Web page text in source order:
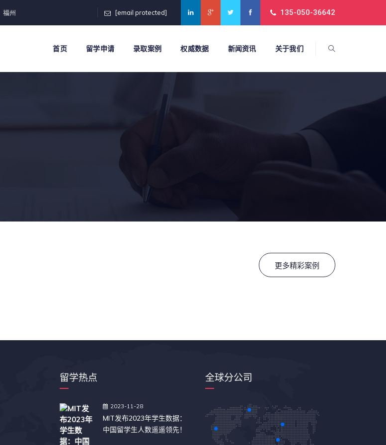
福州 [email protected] 135-050-36642
首页 留学申请 录取案例 权威数据 新闻资讯 关于我们
更多精彩案例
留学热点
2023-11-28
MIT发布2023年学生数据：
中国留学生人数遥遥领先！
全球分公司